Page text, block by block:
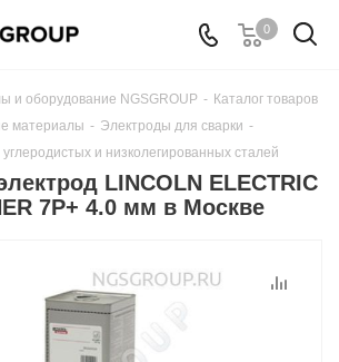
0
и оборудование NGSGROUP - Каталог товаров
материалы - Электроды для сварки -
и низколегированных сталей
LINCOLN ELECTRIC
7P+ 4.0 мм в Москве